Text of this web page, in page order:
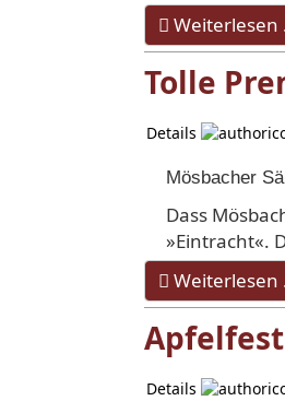
Weiterlesen
Tolle
Details
Mösbacher
Dass
»Eintracht«.
Weiterlesen
Apfelfest
Details